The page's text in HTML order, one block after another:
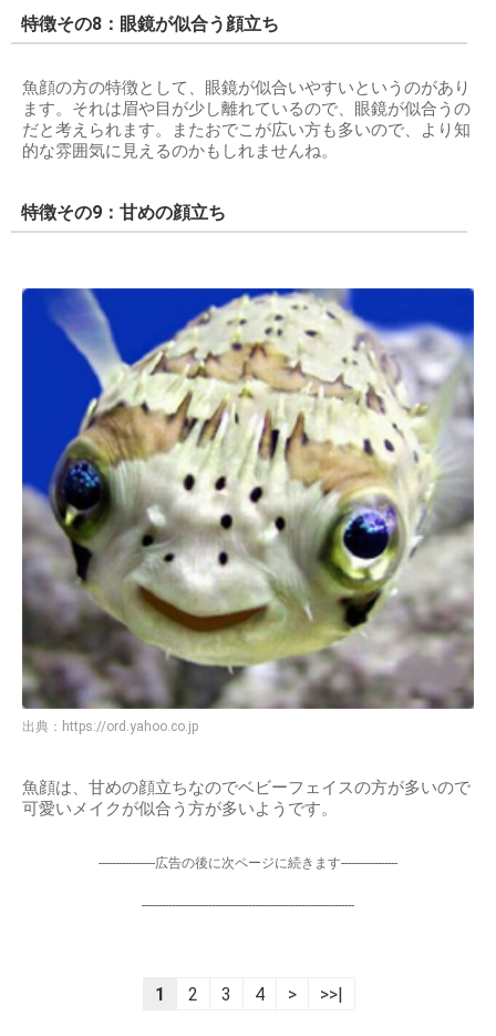
特徴その8：眼鏡が似合う顔立ち
魚顔の方の特徴として、眼鏡が似合いやすいというのがあり
ます。それは眉や目が少し離れているので、眼鏡が似合うの
だと考えられます。またおでこが広い方も多いので、より知
的な雰囲気に見えるのかもしれませんね。
特徴その9：甘めの顔立ち
出典： https://ord.yahoo.co.jp
魚顔は、甘めの顔立ちなのでベビーフェイスの方が多いので
可愛いメイクが似合う方が多いようです。
-----------------広告の後に次ページに続きます-----------------
----------------------------------------------------------------
1 2 3 4 > >>|